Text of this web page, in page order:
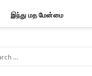
இந்து மத மேன்மை